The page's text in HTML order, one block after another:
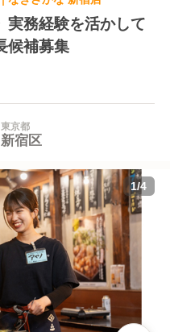
実務経験を活かして
候補募集
東京都
新宿区
1/4